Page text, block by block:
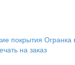
покрытия Огранка
на заказ